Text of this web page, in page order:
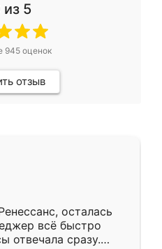
из 5
945оценок
отзыв
осталась
всё быстро
отвечала сразу.